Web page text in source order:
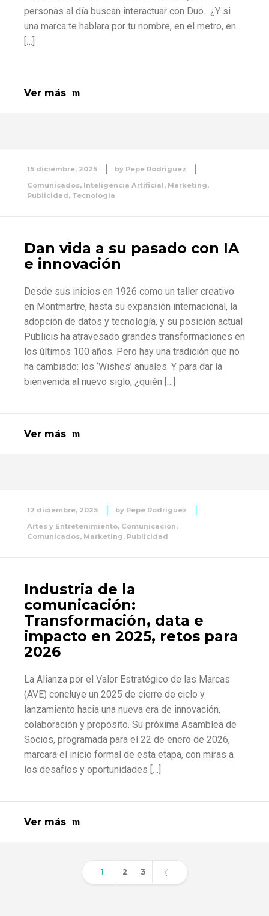
personas al día buscan interactuar con Duo. ¿Y si
una marca te hablara por tu nombre, en el metro, en
[…]
Ver más
15 diciembre, 2025 by Pepe Rodriguez
Comunicados, Inteligencia Artificial, Marketing,
Publicidad, Tecnología
Dan vida a su pasado con IA
e innovación
Desde sus inicios en 1926 como un taller creativo
en Montmartre, hasta su expansión internacional, la
adopción de datos y tecnología, y su posición actual
Publicis ha atravesado grandes transformaciones en
los últimos 100 años. Pero hay una tradición que no
ha cambiado: los ‘Wishes’ anuales. Y para dar la
bienvenida al nuevo siglo, ¿quién […]
Ver más
12 diciembre, 2025 by Pepe Rodriguez
Artes y Entretenimiento, Comunicación,
Comunicados, Marketing, Publicidad
Industria de la
comunicación:
Transformación, data e
impacto en 2025, retos para
2026
La Alianza por el Valor Estratégico de las Marcas
(AVE) concluye un 2025 de cierre de ciclo y
lanzamiento hacia una nueva era de innovación,
colaboración y propósito. Su próxima Asamblea de
Socios, programada para el 22 de enero de 2026,
marcará el inicio formal de esta etapa, con miras a
los desafíos y oportunidades […]
Ver más
1 2 3